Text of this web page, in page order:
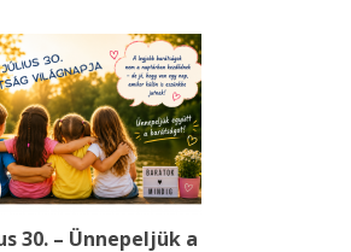
30. – Ünnepeljük a